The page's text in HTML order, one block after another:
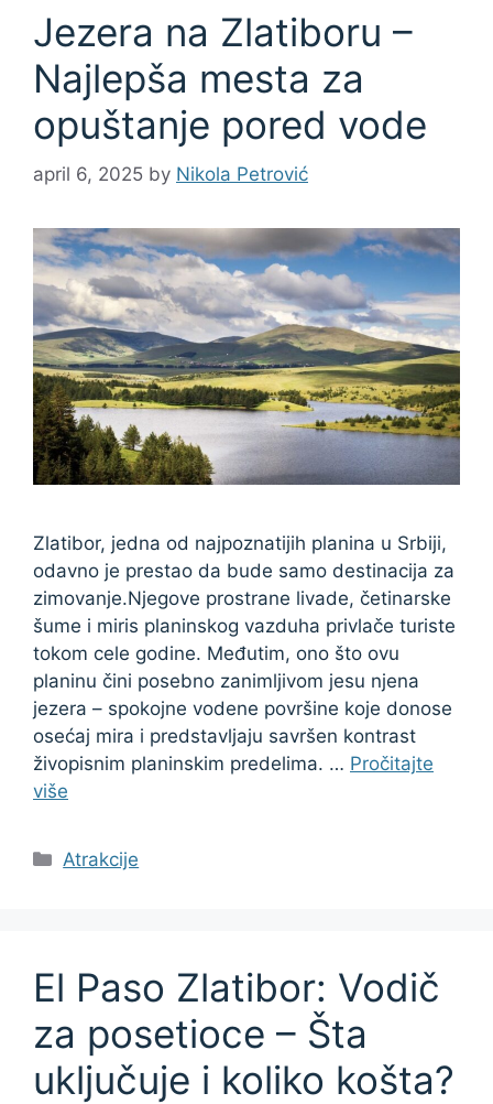
Jezera na Zlatiboru –
Najlepša mesta za
opuštanje pored vode
april 6, 2025 by Nikola Petrović
Zlatibor, jedna od najpoznatijih planina u Srbiji,
odavno je prestao da bude samo destinacija za
zimovanje.Njegove prostrane livade, četinarske
šume i miris planinskog vazduha privlače turiste
tokom cele godine. Međutim, ono što ovu
planinu čini posebno zanimljivom jesu njena
jezera – spokojne vodene površine koje donose
osećaj mira i predstavljaju savršen kontrast
živopisnim planinskim predelima. … Pročitajte
više
Categories
Atrakcije
El Paso Zlatibor: Vodič
za posetioce – Šta
uključuje i koliko košta?